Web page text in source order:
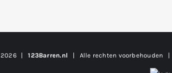
2026 |123Barren.nl | Alle rechten voorbehouden |